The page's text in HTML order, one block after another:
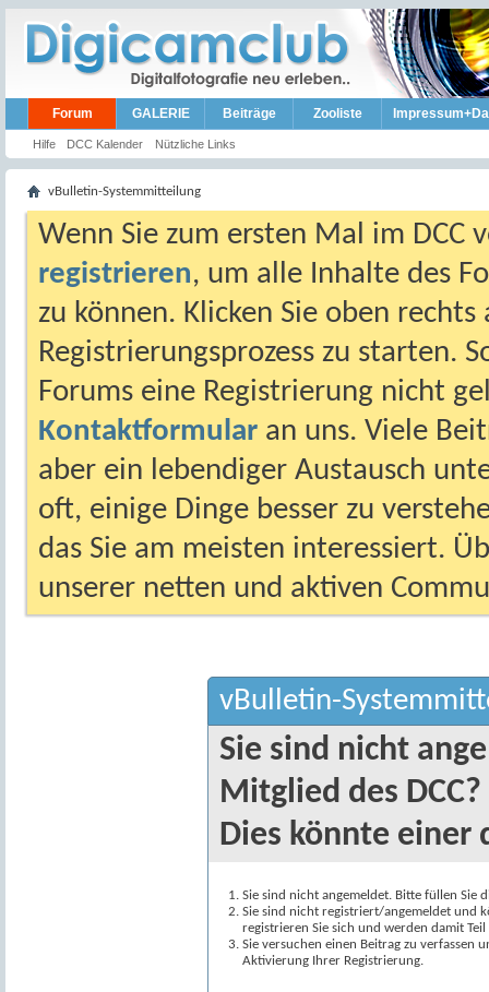
Forum
Hilfe DCC Kalender Nützliche Links
GALERIE Beiträge Zooliste
vBulletin-Systemmitteilung
Wenn Sie zum ersten Mal im DCC
registrieren, um alle Inhalte des
zu können. Klicken Sie oben
Registrierungsprozess zu starten.
Forums eine Registrierung nicht
Kontaktformular an uns. Viele
aber ein lebendiger Austausch
oft, einige Dinge besser zu
das Sie am meisten interessiert.
unserer netten und aktiven
vBulletin-
Sie sind nicht
Mitglied des DCC?
Dies könnte einer
Sie sind nicht angemeldet. Bitte füllen Sie
Sie sind nicht registriert/angemeldet und
registrieren Sie sich und werden damit
Sie versuchen einen Beitrag zu verfassen
Aktivierung Ihrer Registrierung.